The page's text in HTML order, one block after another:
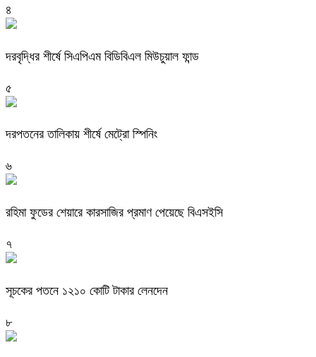
৪
দরবৃদ্ধির শীর্ষে সিএপিএম বিডিবিএল মিউচুয়াল ফান্ড
৫
দরপতনের তালিকায় শীর্ষে মেট্রো স্পিনিং
৬
রহিমা ফুডের শেয়ারে কারসাজির প্রমাণ পেয়েছে বিএসইসি
৭
সূচকের পতনে ১২১০ কোটি টাকার লেনদেন
৮